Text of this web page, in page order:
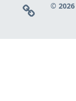
© 2026